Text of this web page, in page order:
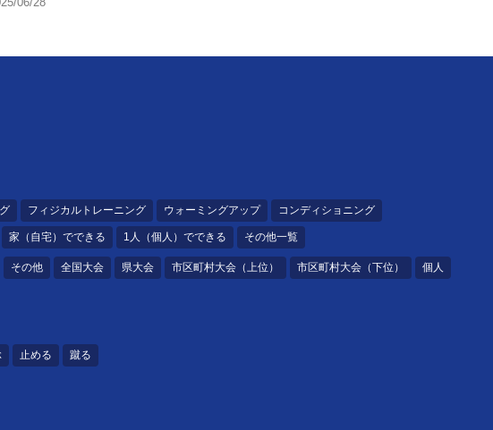
フィジカルトレーニング ウォーミングアップ コンディショニング
家（自宅）でできる 1人（個人）でできる その他一覧
その他 全国大会 県大会 市区町村大会（上位） 市区町村大会（下位） 個人
止める 蹴る